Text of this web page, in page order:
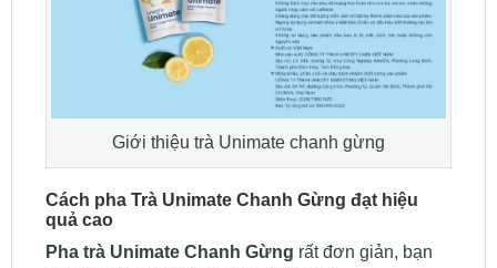
Giới thiệu trà Unimate chanh gừng
Cách pha Trà Unimate Chanh Gừng đạt hiệu
quả cao
Pha trà Unimate Chanh Gừng rất đơn giản, bạn